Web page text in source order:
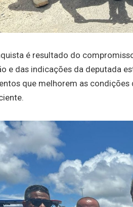
é resultado do
e das indicações da deputada
que melhorem as